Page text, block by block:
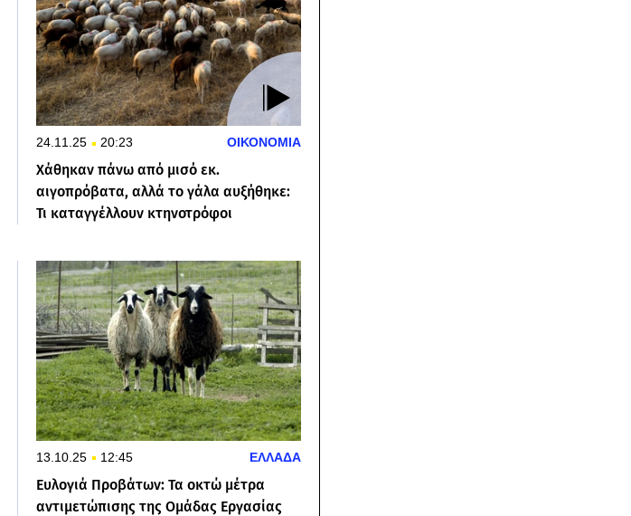
24.11.25 20:23 ΟΙΚΟΝΟΜΙΑ
Χάθηκαν πάνω από μισό εκ.
αιγοπρόβατα, αλλά το γάλα αυξήθηκε:
Τι καταγγέλλουν κτηνοτρόφοι
13.10.25 12:45 ΕΛΛΑΔΑ
Ευλογιά Προβάτων: Τα οκτώ μέτρα
αντιμετώπισης της Ομάδας Εργασίας